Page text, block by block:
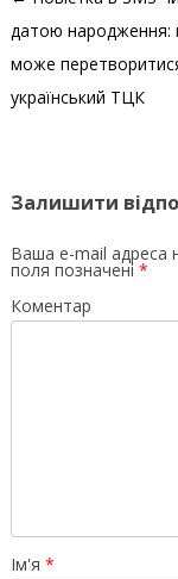
датою народження:
може
український ТЦК
Залишити
Ваша e-mail адреса
поля позначені *
Коментар
Ім'я *